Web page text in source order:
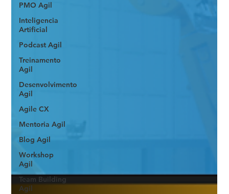
PMO Agil
Inteligencia
Artificial
Podcast Agil
Treinamento
Agil
Desenvolvimento
Agil
Agile CX
Mentoria Agil
Blog Agil
Workshop
Agil
Team Building
Agil